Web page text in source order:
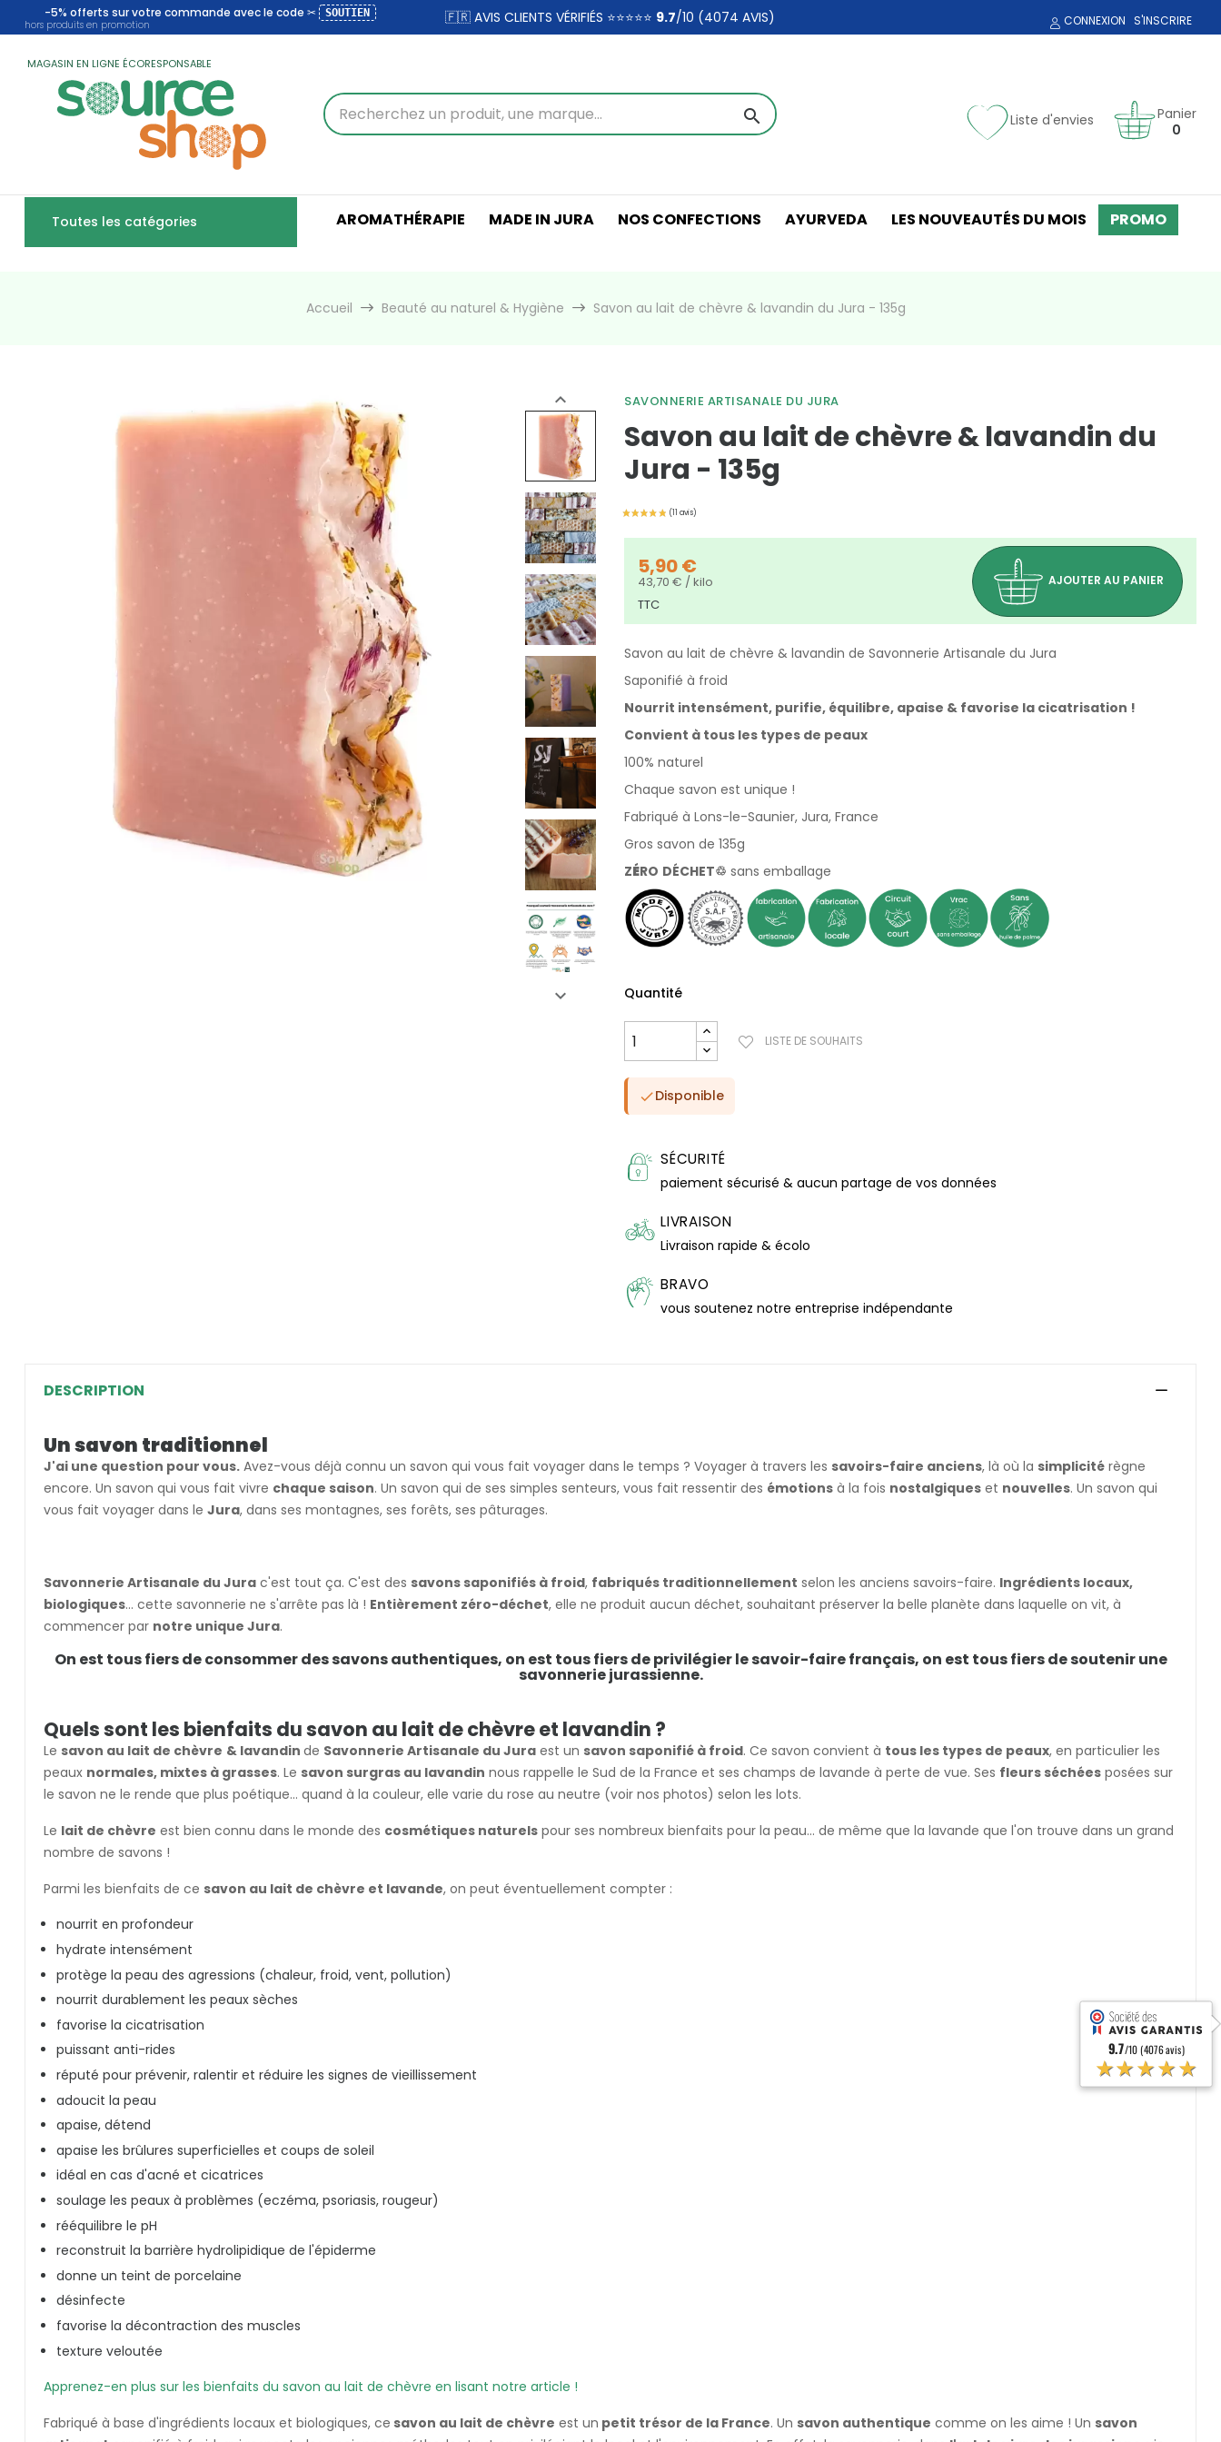
-5% offerts sur votre commande avec le code ✂ SOUTIEN
hors produits en promotion 🇫🇷 AVIS CLIENTS VÉRIFIÉS ⭐⭐⭐⭐⭐ 9.7/10 (4074 AVIS) CONNEXION S'INSCRIRE
MAGASIN EN LIGNE ÉCORESPONSABLE
search Liste d'envies
Panier
0
Toutes les catégories AROMATHÉRAPIE MADE IN JURA NOS CONFECTIONS AYURVEDA LES NOUVEAUTÉS DU MOIS PROMO
Accueil Beauté au naturel & Hygiène Savon au lait de chèvre & lavandin du Jura - 135g
SAVONNERIE ARTISANALE DU JURA
Savon au lait de chèvre & lavandin du
Jura - 135g
5,90 €
43,70 € / kilo
TTC
AJOUTER AU PANIER
Savon au lait de chèvre & lavandin de Savonnerie Artisanale du Jura
Saponifié à froid
Nourrit intensément, purifie, équilibre, apaise & favorise la cicatrisation !
Convient à tous les types de peaux
100% naturel
Chaque savon est unique !
Fabriqué à Lons-le-Saunier, Jura, France
Gros savon de 135g
ZÉRO DÉCHET♲ sans emballage
Quantité
LISTE DE SOUHAITS
Disponible
SÉCURITÉ
paiement sécurisé & aucun partage de vos données
LIVRAISON
Livraison rapide & écolo
BRAVO
vous soutenez notre entreprise indépendante
DESCRIPTION
Un savon traditionnel
J'ai une question pour vous. Avez-vous déjà connu un savon qui vous fait voyager dans le temps ? Voyager à travers les savoirs-faire anciens, là où la simplicité règne
encore. Un savon qui vous fait vivre chaque saison. Un savon qui de ses simples senteurs, vous fait ressentir des émotions à la fois nostalgiques et nouvelles. Un savon qui
vous fait voyager dans le Jura, dans ses montagnes, ses forêts, ses pâturages.
Savonnerie Artisanale du Jura c'est tout ça. C'est des savons saponifiés à froid, fabriqués traditionnellement selon les anciens savoirs-faire. Ingrédients locaux,
biologiques... cette savonnerie ne s'arrête pas là ! Entièrement zéro-déchet, elle ne produit aucun déchet, souhaitant préserver la belle planète dans laquelle on vit, à
commencer par notre unique Jura.
On est tous fiers de consommer des savons authentiques, on est tous fiers de privilégier le savoir-faire français, on est tous fiers de soutenir une
savonnerie jurassienne.
Quels sont les bienfaits du savon au lait de chèvre et lavandin ?
Le savon au lait de chèvre & lavandin de Savonnerie Artisanale du Jura est un savon saponifié à froid. Ce savon convient à tous les types de peaux, en particulier les
peaux normales, mixtes à grasses. Le savon surgras au lavandin nous rappelle le Sud de la France et ses champs de lavande à perte de vue. Ses fleurs séchées posées sur
le savon ne le rende que plus poétique... quand à la couleur, elle varie du rose au neutre (voir nos photos) selon les lots.
Le lait de chèvre est bien connu dans le monde des cosmétiques naturels pour ses nombreux bienfaits pour la peau... de même que la lavande que l'on trouve dans un grand
nombre de savons !
Parmi les bienfaits de ce savon au lait de chèvre et lavande, on peut éventuellement compter :
nourrit en profondeur
hydrate intensément
protège la peau des agressions (chaleur, froid, vent, pollution)
nourrit durablement les peaux sèches
favorise la cicatrisation
puissant anti-rides
réputé pour prévenir, ralentir et réduire les signes de vieillissement
adoucit la peau
apaise, détend
apaise les brûlures superficielles et coups de soleil
idéal en cas d'acné et cicatrices
soulage les peaux à problèmes (eczéma, psoriasis, rougeur)
rééquilibre le pH
reconstruit la barrière hydrolipidique de l'épiderme
donne un teint de porcelaine
désinfecte
favorise la décontraction des muscles
texture veloutée
Apprenez-en plus sur les bienfaits du savon au lait de chèvre en lisant notre article !
Fabriqué à base d'ingrédients locaux et biologiques, ce savon au lait de chèvre est un petit trésor de la France. Un savon authentique comme on les aime ! Un savon
9.7/10 (4076 avis)
★★★★★